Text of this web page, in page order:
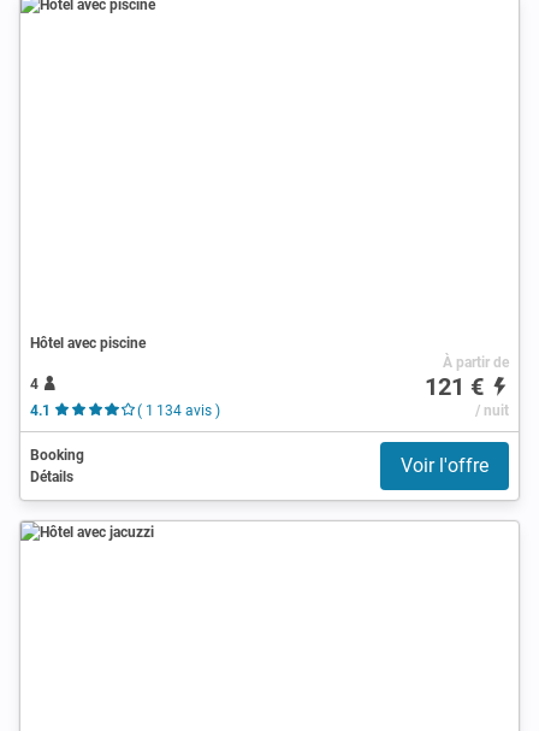
Hôtel avec piscine
4
4.1
( 1 134 avis )
À partir de
121 €
/ nuit
Booking
Détails
Voir l'offre